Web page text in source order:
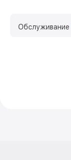
Обслуживание